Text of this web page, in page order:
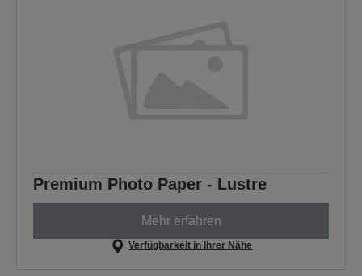
Premium Photo Paper - Lustre
Mehr erfahren
Verfügbarkeit in Ihrer Nähe